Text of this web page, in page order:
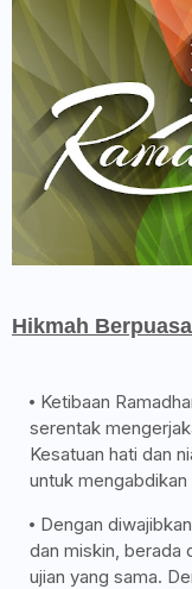
Hikmah
Ketibaan
serentak
Kesatuan hati dan
untuk
Dengan
dan miskin, berada
ujian yang sama.